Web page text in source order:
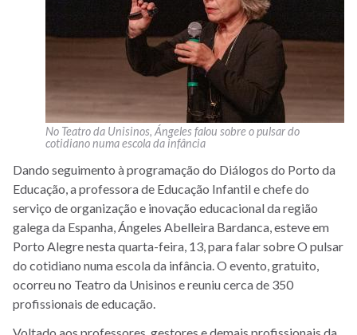
No Teatro da Unisinos, Ángeles falou sobre o pulsar do
cotidiano numa escola da infância
Dando seguimento à programação do Diálogos do Porto da
Educação, a professora de Educação Infantil e chefe do
serviço de organização e inovação educacional da região
galega da Espanha, Ángeles Abelleira Bardanca, esteve em
Porto Alegre nesta quarta-feira, 13, para falar sobre O pulsar
do cotidiano numa escola da infância. O evento, gratuito,
ocorreu no Teatro da Unisinos e reuniu cerca de 350
profissionais de educação.